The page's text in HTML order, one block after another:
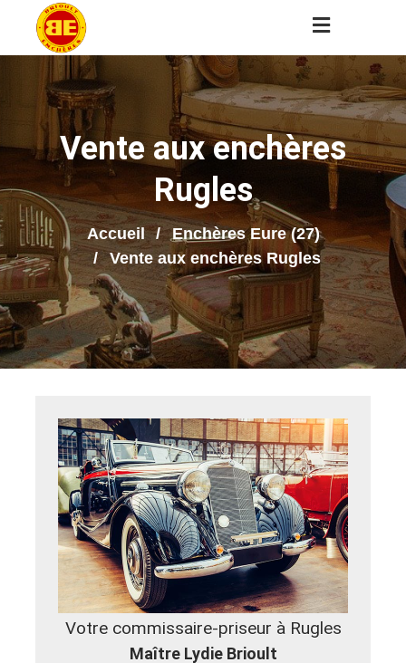
Vente aux enchères
Rugles
Accueil
Enchères Eure (27)
Vente aux enchères Rugles
Votre commissaire-priseur à Rugles
Maître Lydie Brioult